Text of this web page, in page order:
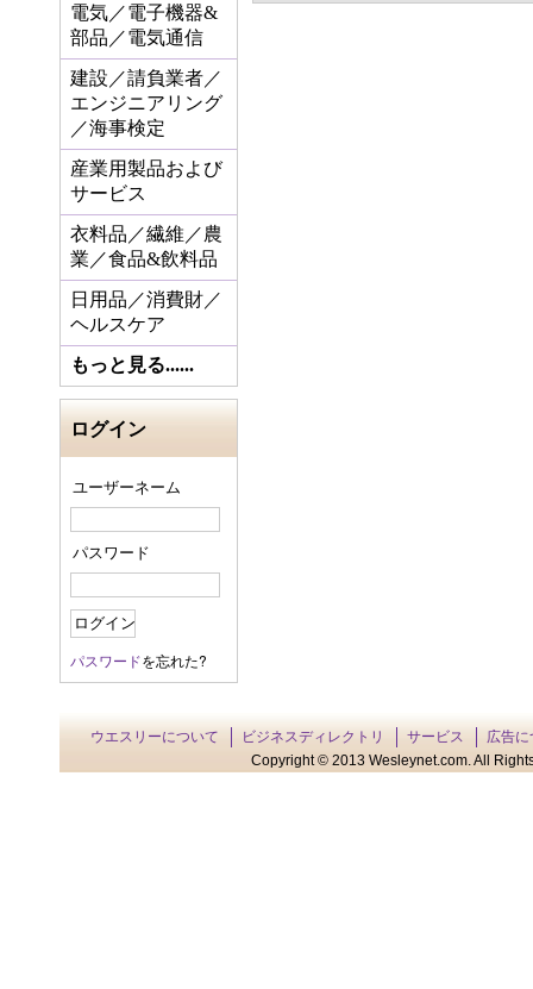
電気／電子機器&
部品／電気通信
建設／請負業者／
エンジニアリング
／海事検定
産業用製品および
サービス
衣料品／繊維／農
業／食品&飲料品
日用品／消費財／
ヘルスケア
もっと見る......
ログイン
ユーザーネーム
パスワード
パスワードを忘れた?
ウエスリーについて ビジネスディレクトリ サービス
広告に
Copyright © 2013 Wesleynet.com. All